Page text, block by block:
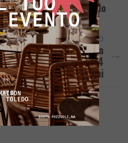
Più Forte Di Magnitudo
ARTICOLO SUCCESSIVO
Durante La Partita
Denunciati 14
Tifosi, 5 Sono Minorenni